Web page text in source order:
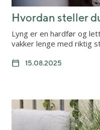
Hvordan steller
Lyng er en hardfør og
vakker lenge med riktig
15.08.2025